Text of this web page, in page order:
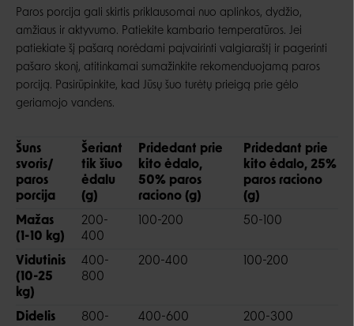
Paros porcija gali skirtis priklausomai nuo aplinkos, dydžio,
amžiaus ir aktyvumo. Patiekite kambario temperatūros. Jei
patiekiate šį pašarą norėdami paįvairinti valgiaraštį ir pagerinti
pašaro skonį, atitinkamai sumažinkite rekomenduojamą paros
porciją. Pasirūpinkite, kad Jūsų šuo turėtų prieigą prie gėlo
geriamojo vandens.
Šuns
svoris/
paros
porcija
Šeriant
tik šiuo
ėdalu
(g)
Pridedant prie
kito ėdalo,
50% paros
raciono (g)
Pridedant prie
kito ėdalo, 25%
paros raciono
(g)
Mažas
(1-10 kg)
200-
400
100-200 50-100
Vidutinis
(10-25
kg)
400-
800
200-400 100-200
Didelis
800-
400-600 200-300